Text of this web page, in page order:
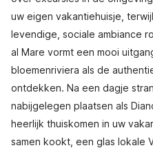
uw eigen vakantiehuisje,
levendige, sociale ambiance
al Mare vormt een mooi
bloemenriviera als de
ontdekken. Na een dagje
nabijgelegen plaatsen als
heerlijk thuiskomen in uw
samen kookt, een glas lokale